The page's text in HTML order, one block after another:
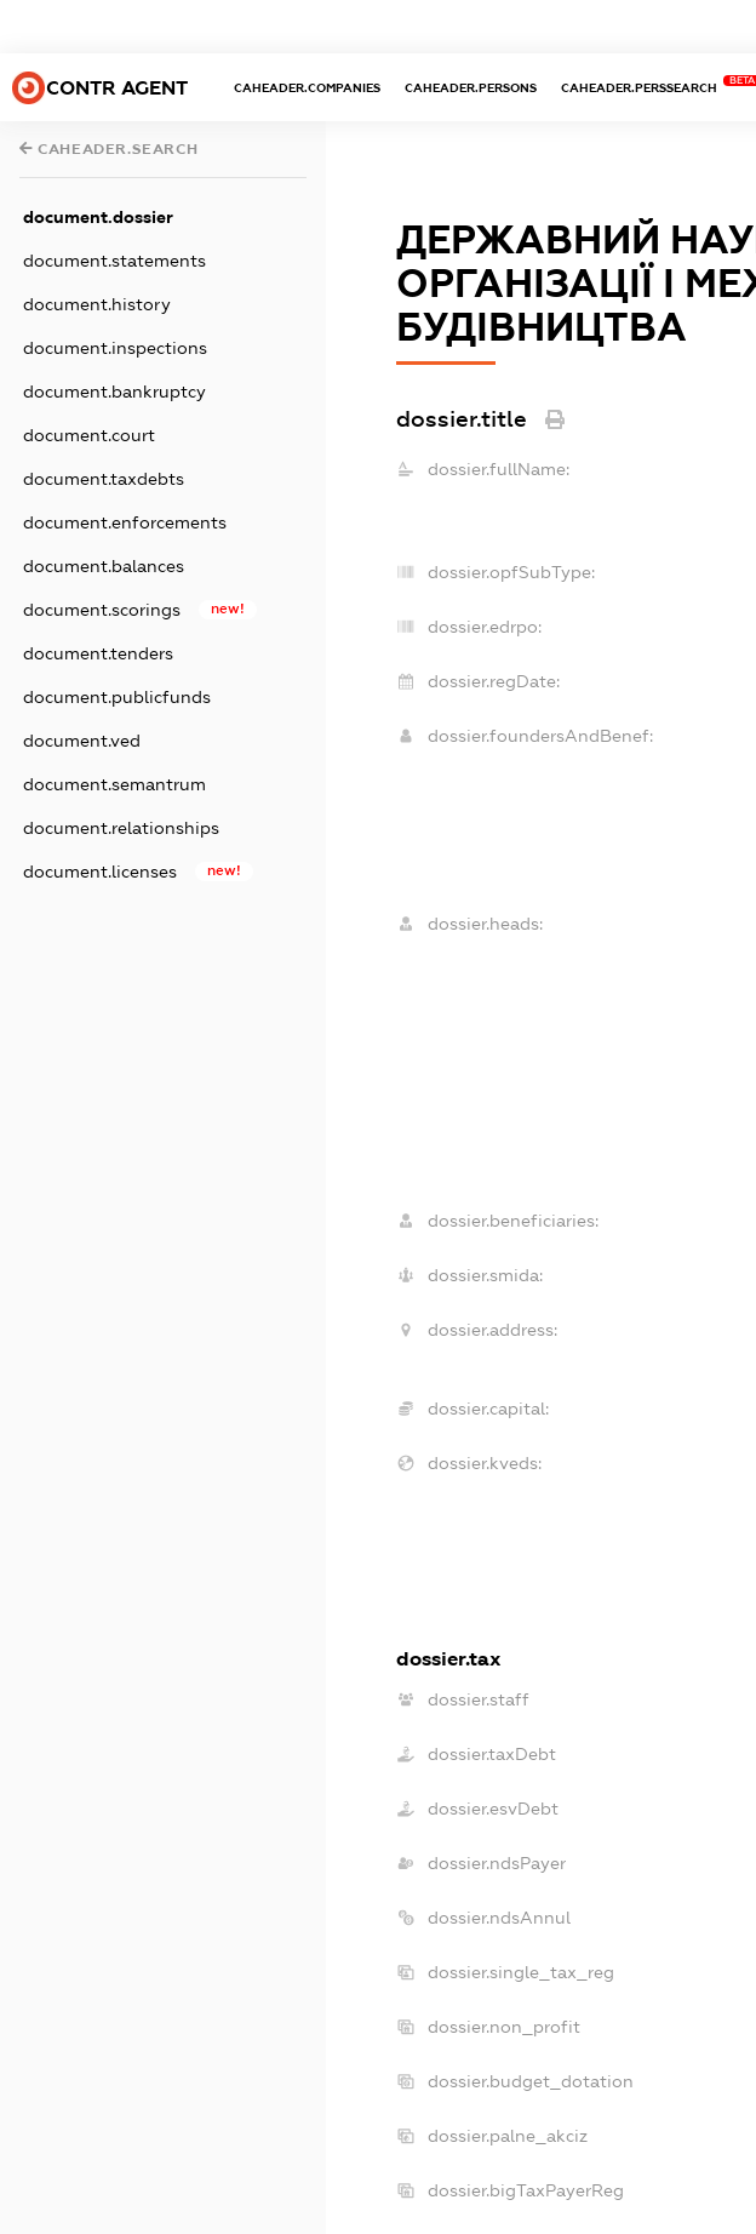
CONTR AGENT CAHEADER.COMPANIES CAHEADER.PERSONS CAHEADER.PERSSEARCH
BETA
CAHEADER.SEARCH
document.dossier
document.statements
document.history
document.inspections
document.bankruptcy
document.court
document.taxdebts
document.enforcements
document.balances
document.scorings new!
document.tenders
document.publicfunds
document.ved
document.semantrum
document.relationships
document.licenses new!
ДЕРЖАВНИЙ
ОРГАНІЗАЦІЇ І
БУДІВНИЦТВА
dossier.title
dossier.fullName:
dossier.opfSubType:
dossier.edrpo:
dossier.regDate:
dossier.foundersAndBenef:
dossier.heads:
dossier.beneficiaries:
dossier.smida:
dossier.address:
dossier.capital:
dossier.kveds:
dossier.tax
dossier.staff
dossier.taxDebt
dossier.esvDebt
dossier.ndsPayer
dossier.ndsAnnul
dossier.single_tax_reg
dossier.non_profit
dossier.budget_dotation
dossier.palne_akciz
dossier.bigTaxPayerReg